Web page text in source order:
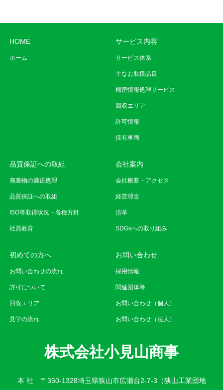
HOME
ホーム
サービス内容
サービス体系
主なお取扱品目
機密情報処理サービス
回収エリア
許可情報
保有車両
品質保証への取組
廃棄物の適正処理
品質保証への取組
ISO等取得状況・各種方針
社員教育
会社案内
会社概要・アクセス
経営理念
沿革
SDGsへの取り組み
初めての方へ
お問い合わせの流れ
許可について
回収エリア
見学の流れ
お問い合わせ
採用情報
関連団体等
お問い合わせ（個人）
お問い合わせ（法人）
株式会社小見山商事
本 社 〒350-1328埼玉県狭山市広瀬台2-7-3（狭山工業団地